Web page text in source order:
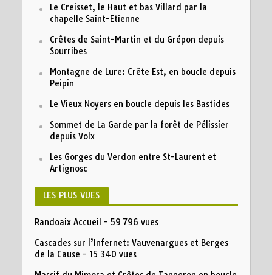
Le Creisset, le Haut et bas Villard par la
chapelle Saint-Etienne
Crêtes de Saint-Martin et du Grépon depuis
Sourribes
Montagne de Lure: Crête Est, en boucle depuis
Peipin
Le Vieux Noyers en boucle depuis les Bastides
Sommet de La Garde par la forêt de Pélissier
depuis Volx
Les Gorges du Verdon entre St-Laurent et
Artignosc
LES PLUS VUES
Randoaix Accueil - 59 796 vues
Cascades sur l’Infernet: Vauvenargues et Berges
de la Cause - 15 340 vues